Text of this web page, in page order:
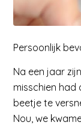
Persoonlijk
Na een jaar
misschien had
beetje te
Nou, we